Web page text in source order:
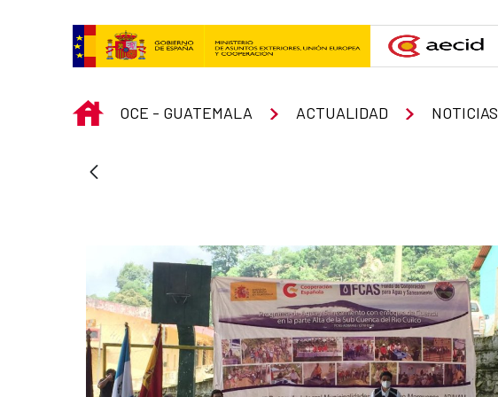
INICIO
OCE - GUATEMALA ACTUALIDAD NOTICIAS